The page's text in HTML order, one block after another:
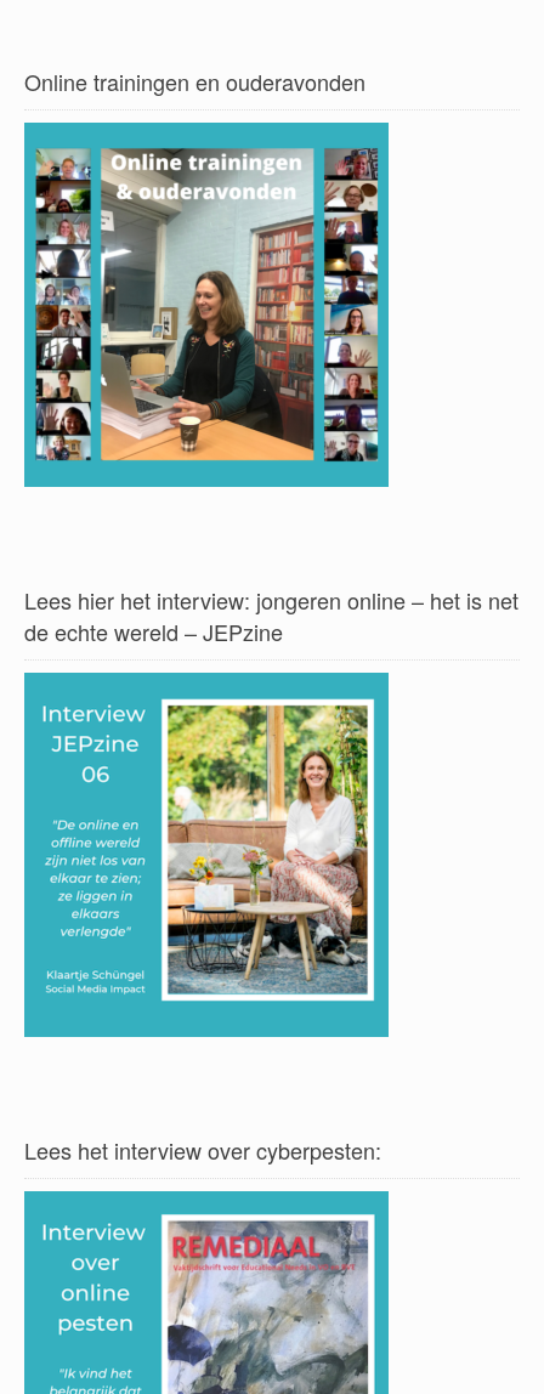
Online trainingen en ouderavonden
Lees hier het interview: jongeren online – het is net
de echte wereld – JEPzine
Lees het interview over cyberpesten: